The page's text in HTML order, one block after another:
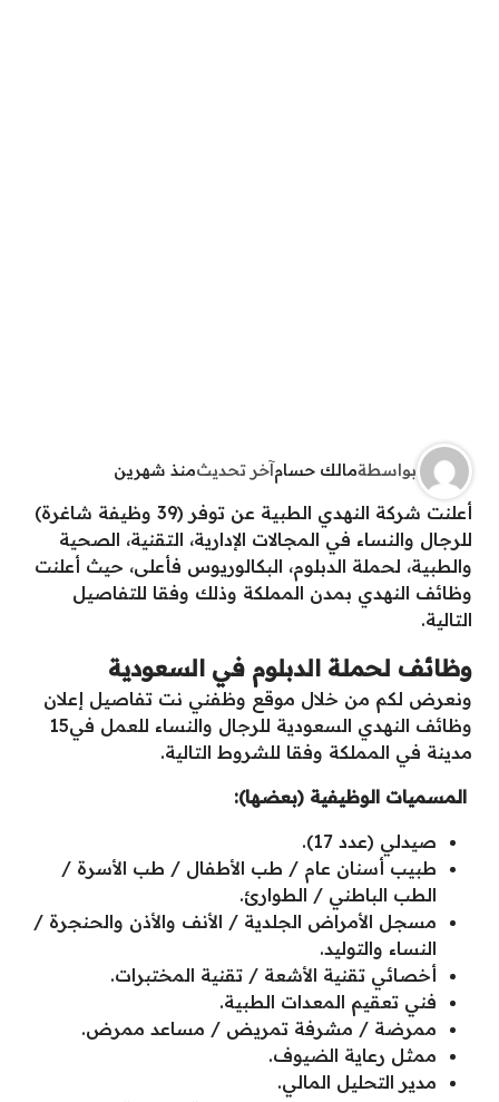
بواسطةمالك حسامآخر تحديثمنذ شهرين
أعلنت شركة النهدي الطبية عن توفر (39 وظيفة شاغرة)
للرجال والنساء في المجالات الإدارية، التقنية، الصحية
والطبية، لحملة الدبلوم، البكالوريوس فأعلى، حيث أعلنت
وظائف النهدي بمدن المملكة وذلك وفقا للتفاصيل
التالية.
وظائف لحملة الدبلوم في السعودية
ونعرض لكم من خلال موقع وظفني نت تفاصيل إعلان
وظائف النهدي السعودية للرجال والنساء للعمل في15
مدينة في المملكة وفقا للشروط التالية.
المسميات الوظيفية (بعضها):
صيدلي (عدد 17).
طبيب أسنان عام / طب الأطفال / طب الأسرة /
الطب الباطني / الطوارئ.
مسجل الأمراض الجلدية / الأنف والأذن والحنجرة /
النساء والتوليد.
أخصائي تقنية الأشعة / تقنية المختبرات.
فني تعقيم المعدات الطبية.
ممرضة / مشرفة تمريض / مساعد ممرض.
ممثل رعاية الضيوف.
مدير التحليل المالي.